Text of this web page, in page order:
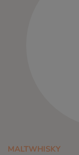
Konjak
MALTWHISKY